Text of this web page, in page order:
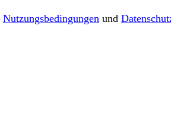
Nutzungsbedingungen und